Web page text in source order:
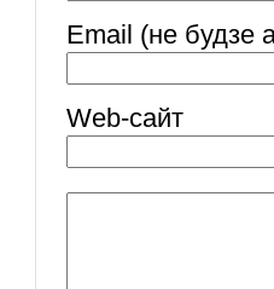
Email (не будзе
Web-cайт